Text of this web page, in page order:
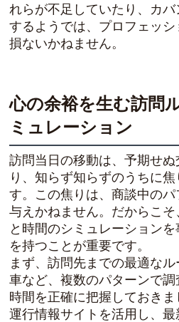
れらが不足していたり、カ
するようでは、プロフェッ
損ないかねません。
心の余裕を生む訪問
ミュレーション
訪問当日の移動は、予期せ
り、知らず知らずのうちに
す。この焦りは、商談中の
与えかねません。だからこ
と時間のシミュレーション
を持つことが重要です。
まず、訪問先までの最適な
車など、複数のパターンで
時間を正確に把握しておき
運行情報サイトを活用し、